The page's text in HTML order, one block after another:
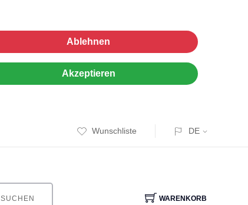
Ablehnen
Akzeptieren
Wunschliste DE
SUCHEN WARENKORB